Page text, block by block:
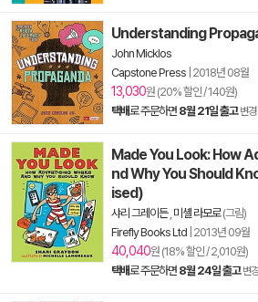
Understanding
John Micklos
Capstone Press 2018년 08월
13,030원 (20% 할인 / 140원)
택배로 주문하면 8월 21일 출고 변경
Made You Look: How
nd Why You Should
ised)
샤리 그레이든, 미셸 라모로(그림)
Firefly Books Ltd 2013년 09월
40,040원 (18% 할인 / 2,010원)
택배로 주문하면 8월 24일 출고 변경